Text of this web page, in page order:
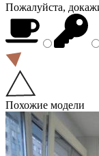
Пожалуйста,
Похожие модели